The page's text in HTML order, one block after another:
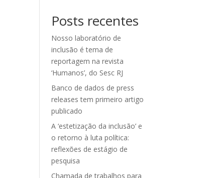
Posts recentes
Nosso laboratório de
inclusão é tema de
reportagem na revista
‘Humanos’, do Sesc RJ
Banco de dados de press
releases tem primeiro artigo
publicado
A ‘estetização da inclusão’ e
o retorno à luta política:
reflexões de estágio de
pesquisa
Chamada de trabalhos para